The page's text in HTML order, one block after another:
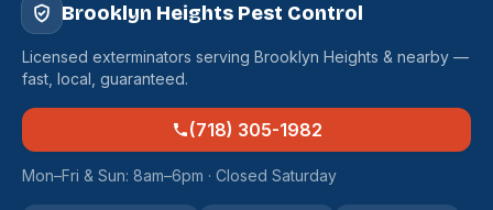
Brooklyn Heights Pest Control
Licensed exterminators serving Brooklyn Heights & nearby —
fast, local, guaranteed.
(718) 305-1982
Mon–Fri & Sun: 8am–6pm · Closed Saturday